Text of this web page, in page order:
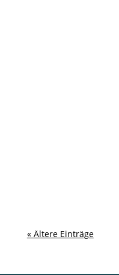
« Ältere Einträge